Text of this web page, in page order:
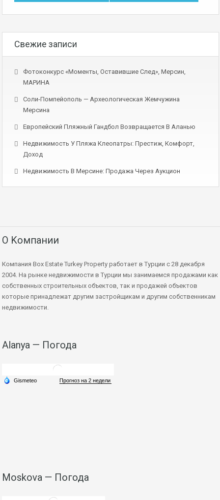
Свежие записи
Фотоконкурс «Моменты, Оставившие След», Мерсин,
МАРИНА
Соли-Помпейополь — Археологическая Жемчужина
Мерсина
Европейский Пляжный Гандбол Возвращается В Аланью
Недвижимость У Пляжа Клеопатры: Престиж, Комфорт,
Доход
Недвижимость В Мерсине: Продажа Через Аукцион
О Kомпании
Компания Box Estate Turkey Property работает в Турции с 28 декабря
2004. На рынке недвижимости в Турции мы занимаемся продажами как
собственных строительных объектов, так и продажей объектов
которые принадлежат другим застройщикам и другим собственникам
недвижимости.
Alanya — Погода
Moskova — Погода